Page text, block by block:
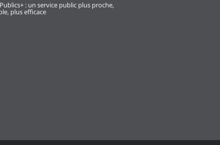
: un service public plus proche,
plus efficace